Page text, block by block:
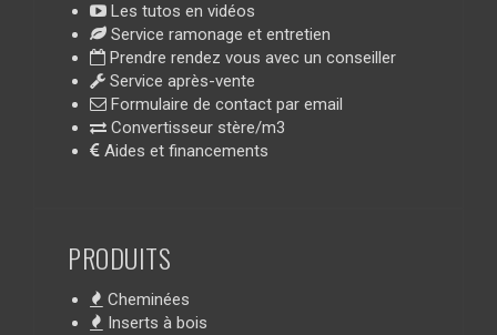
Les tutos en vidéos
Service ramonage et entretien
Prendre rendez vous avec un conseiller
Service après-vente
Formulaire de contact par email
Convertisseur stère/m3
Aides et financements
PRODUITS
Cheminées
Inserts à bois